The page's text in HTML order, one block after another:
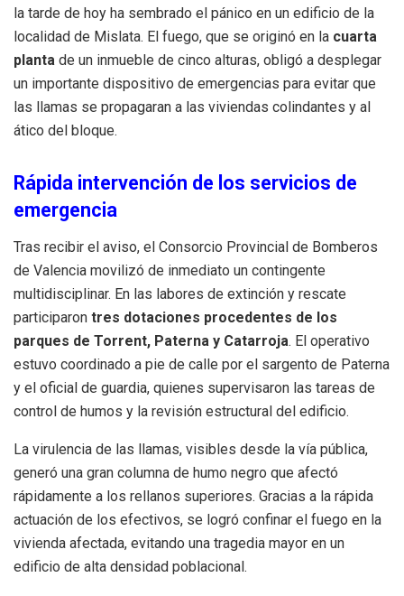
la tarde de hoy ha sembrado el pánico en un edificio de la
localidad de Mislata. El fuego, que se originó en la cuarta
planta de un inmueble de cinco alturas, obligó a desplegar
un importante dispositivo de emergencias para evitar que
las llamas se propagaran a las viviendas colindantes y al
ático del bloque.
Rápida intervención de los servicios de
emergencia
Tras recibir el aviso, el Consorcio Provincial de Bomberos
de Valencia movilizó de inmediato un contingente
multidisciplinar. En las labores de extinción y rescate
participaron tres dotaciones procedentes de los
parques de Torrent, Paterna y Catarroja. El operativo
estuvo coordinado a pie de calle por el sargento de Paterna
y el oficial de guardia, quienes supervisaron las tareas de
control de humos y la revisión estructural del edificio.
La virulencia de las llamas, visibles desde la vía pública,
generó una gran columna de humo negro que afectó
rápidamente a los rellanos superiores. Gracias a la rápida
actuación de los efectivos, se logró confinar el fuego en la
vivienda afectada, evitando una tragedia mayor en un
edificio de alta densidad poblacional.